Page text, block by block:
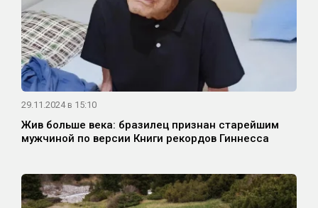
29.11.2024 в 15:10
Жив больше века: бразилец признан старейшим
мужчиной по версии Книги рекордов Гиннесса